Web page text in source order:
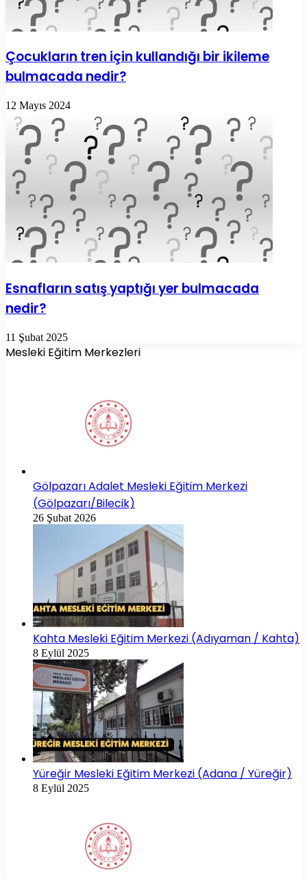
Çocukların tren için kullandığı bir ikileme
bulmacada nedir?
12 Mayıs 2024
Esnafların satış yaptığı yer bulmacada
nedir?
11 Şubat 2025
Mesleki Eğitim Merkezleri
Gölpazarı Adalet Mesleki Eğitim Merkezi
(Gölpazarı/Bilecik)
26 Şubat 2026
Kahta Mesleki Eğitim Merkezi (Adıyaman / Kahta)
8 Eylül 2025
Yüreğir Mesleki Eğitim Merkezi (Adana / Yüreğir)
8 Eylül 2025